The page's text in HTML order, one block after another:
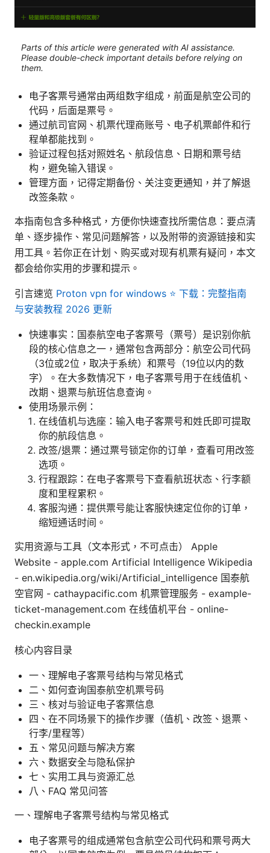
Parts of this article were generated with AI assistance.
Please double-check important details before relying on
them.
电子客票号通常由两组数字组成，前面是航空公司的
代码，后面是票号。
通过航司官网、机票代理商账号、电子机票邮件和行
程单都能找到。
验证过程包括对照姓名、航段信息、日期和票号结
构，避免输入错误。
管理方面，记得定期备份、关注变更通知，并了解退
改签条款。
本指南包含多种格式，方便你快速查找所需信息：要点清
单、逐步操作、常见问题解答，以及附带的资源链接和实
用工具。若你正在计划、购买或对现有机票有疑问，本文
都会给你实用的步骤和提示。
引言速览 Proton vpn for windows ⭐ 下载：完整指南
与安装教程 2026 更新
快速事实：国泰航空电子客票号（票号）是识别你航
段的核心信息之一，通常包含两部分：航空公司代码
（3位或2位，取决于系统）和票号（19位以内的数
字）。在大多数情况下，电子客票号用于在线值机、
改期、退票与航班信息查询。
使用场景示例：
在线值机与选座：输入电子客票号和姓氏即可提取
你的航段信息。
改签/退票：通过票号锁定你的订单，查看可用改签
选项。
行程跟踪：在电子客票号下查看航班状态、行李额
度和里程累积。
客服沟通：提供票号能让客服快速定位你的订单，
缩短通话时间。
实用资源与工具（文本形式，不可点击） Apple
Website - apple.com Artificial Intelligence Wikipedia
- en.wikipedia.org/wiki/Artificial_intelligence 国泰航
空官网 - cathaypacific.com 机票管理服务 - example-
ticket-management.com 在线值机平台 - online-
checkin.example
核心内容目录
一、理解电子客票号结构与常见格式
二、如何查询国泰航空机票号码
三、核对与验证电子客票信息
四、在不同场景下的操作步骤（值机、改签、退票、
行李/里程等）
五、常见问题与解决方案
六、数据安全与隐私保护
七、实用工具与资源汇总
八、FAQ 常见问答
一、理解电子客票号结构与常见格式
电子客票号的组成通常包含航空公司代码和票号两大